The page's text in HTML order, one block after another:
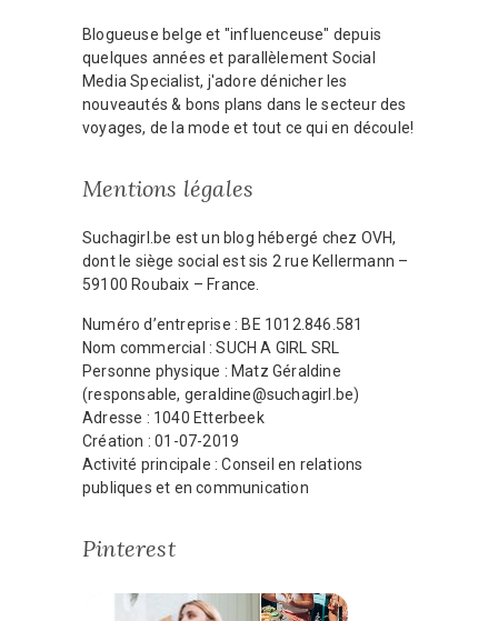
Blogueuse belge et "influenceuse" depuis
quelques années et parallèlement Social
Media Specialist, j'adore dénicher les
nouveautés & bons plans dans le secteur des
voyages, de la mode et tout ce qui en découle!
Mentions légales
Suchagirl.be est un blog hébergé chez OVH,
dont le siège social est sis 2 rue Kellermann –
59100 Roubaix – France.
Numéro d’entreprise : BE 1012.846.581
Nom commercial : SUCH A GIRL SRL
Personne physique : Matz Géraldine
(responsable, geraldine@suchagirl.be)
Adresse : 1040 Etterbeek
Création : 01-07-2019
Activité principale : Conseil en relations
publiques et en communication
Pinterest